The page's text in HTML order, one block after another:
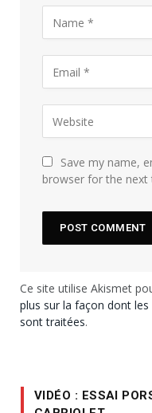
Save my name,
browser for the
Ce site utilise Akismet
plus sur la façon dont
sont traitées.
VIDÉO : ESSAI